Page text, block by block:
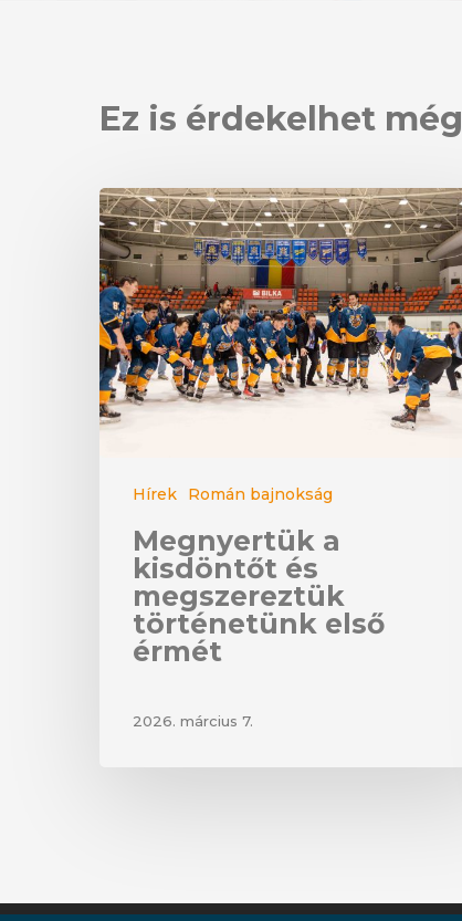
Ez is érdekelhet még
Hírek Román bajnokság
Megnyertük a
kisdöntőt és
megszereztük
történetünk első
érmét
2026. március 7.